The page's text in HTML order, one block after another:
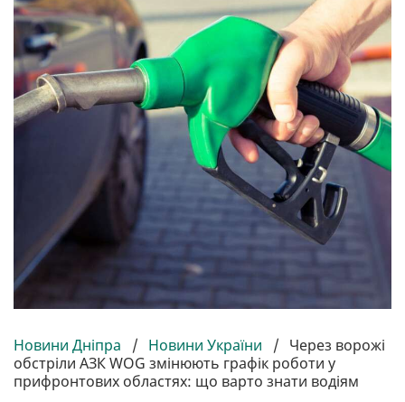
Новини Дніпра / Новини України / Через ворожі
обстріли АЗК WOG змінюють графік роботи у
прифронтових областях: що варто знати водіям